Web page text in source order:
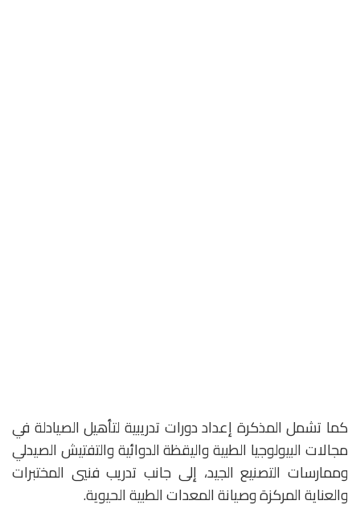
كما تشمل المذكرة إعداد دورات تدريبية لتأهيل الصيادلة في
مجالات البيولوجيا الطبية واليقظة الدوائية والتفتيش الصيدلي
وممارسات التصنيع الجيد، إلى جانب تدريب فنيي المختبرات
والعناية المركزة وصيانة المعدات الطبية الحيوية.